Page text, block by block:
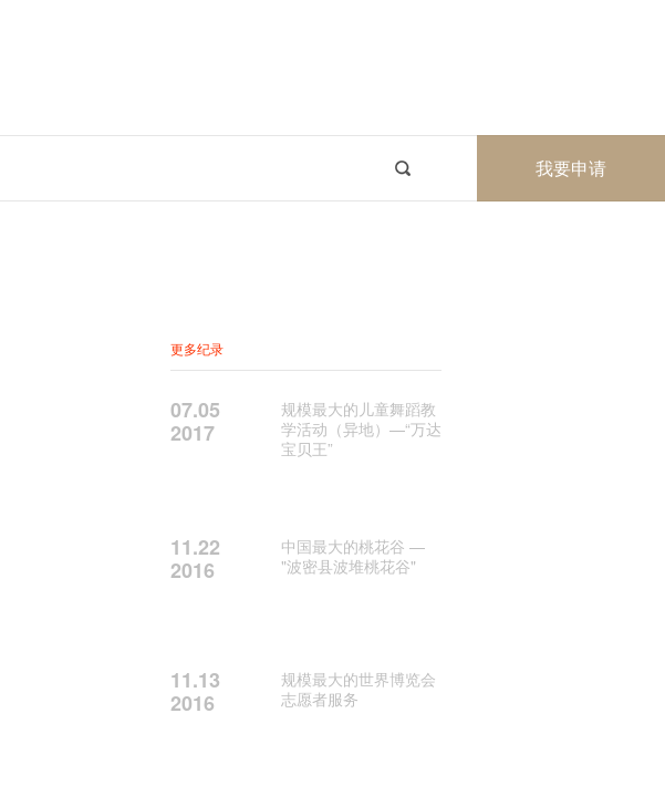
我要申请
更多纪录
07.05
2017
规模最大的儿童舞蹈教
学活动（异地）—“万达
宝贝王”
11.22
2016
中国最大的桃花谷 —
"波密县波堆桃花谷"
11.13
2016
规模最大的世界博览会
志愿者服务